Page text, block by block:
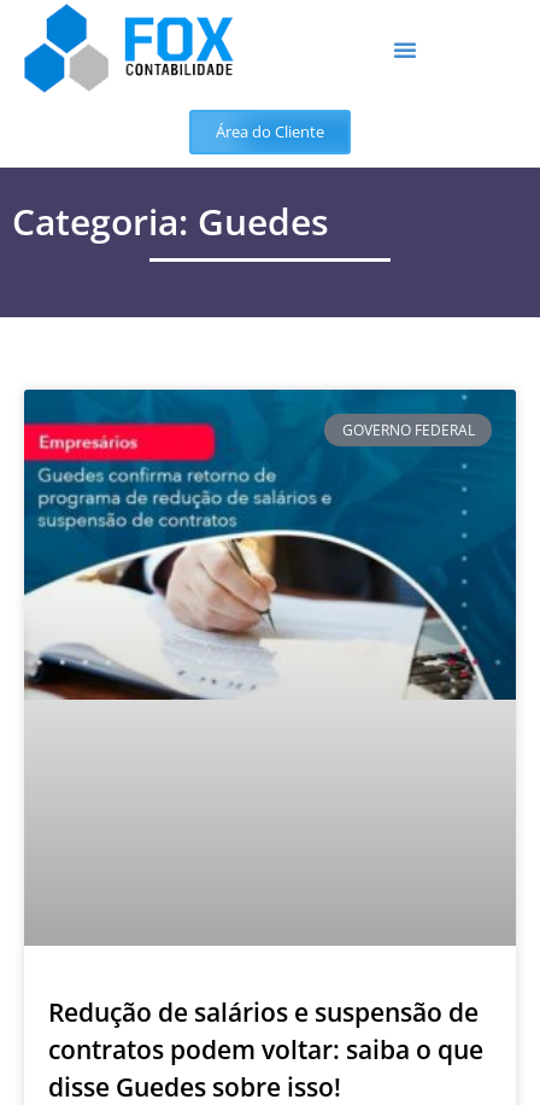
Área do Cliente
Categoria: Guedes
GOVERNO FEDERAL
Redução de salários e suspensão de
contratos podem voltar: saiba o que
disse Guedes sobre isso!